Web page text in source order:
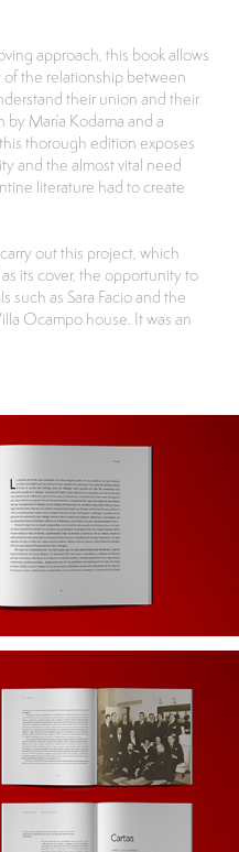
approach, this book allows
the relationship between
their union and their
María Kodama and a
thorough edition exposes
and the almost vital need
literature had to create
out this project, which
its cover, the opportunity to
such as Sara Facio and the
Ocampo house. It was an